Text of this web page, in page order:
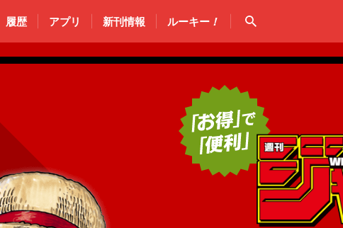
履歴 アプリ 新刊情報 ルーキー！ 検索
「お得」
ンプ 定期